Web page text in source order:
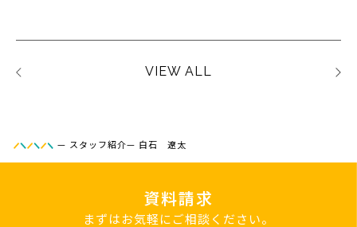
VIEW ALL
— スタッフ紹介— 白石 遼太
資料請求
まずはお気軽にご相談ください。